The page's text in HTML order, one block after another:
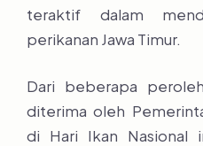
teraktif dalam
perikanan Jawa Timur.
Dari beberapa
diterima oleh
di Hari Ikan Nasional